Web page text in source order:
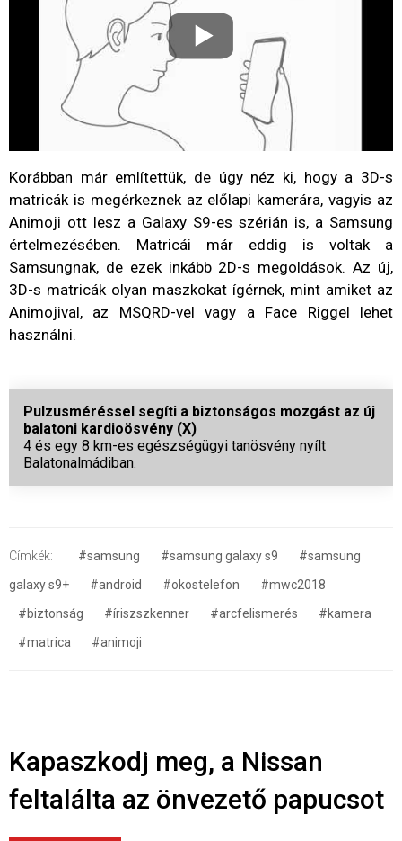
Korábban már említettük, de úgy néz ki, hogy a 3D-s
matricák is megérkeznek az előlapi kamerára, vagyis az
Animoji ott lesz a Galaxy S9-es szérián is, a Samsung
értelmezésében. Matricái már eddig is voltak a
Samsungnak, de ezek inkább 2D-s megoldások. Az új,
3D-s matricák olyan maszkokat ígérnek, mint amiket az
Animojival, az MSQRD-vel vagy a Face Riggel lehet
használni.
Pulzusméréssel segíti a biztonságos mozgást az új
balatoni kardioösvény (X)
4 és egy 8 km-es egészségügyi tanösvény nyílt
Balatonalmádiban.
Címkék: #samsung #samsung galaxy s9
#samsung
galaxy s9+
#android #okostelefon
#mwc2018
#biztonság
#íriszszkenner #arcfelismerés
#kamera
#matrica
#animoji
Kapaszkodj meg, a Nissan
feltalálta az önvezető papucsot